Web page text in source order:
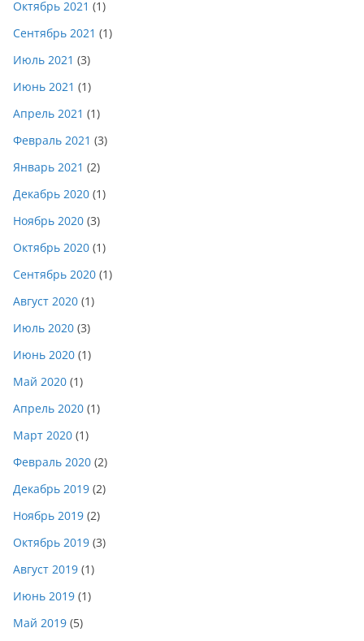
Октябрь 2021 (1)
Сентябрь 2021 (1)
Июль 2021 (3)
Июнь 2021 (1)
Апрель 2021 (1)
Февраль 2021 (3)
Январь 2021 (2)
Декабрь 2020 (1)
Ноябрь 2020 (3)
Октябрь 2020 (1)
Сентябрь 2020 (1)
Август 2020 (1)
Июль 2020 (3)
Июнь 2020 (1)
Май 2020 (1)
Апрель 2020 (1)
Март 2020 (1)
Февраль 2020 (2)
Декабрь 2019 (2)
Ноябрь 2019 (2)
Октябрь 2019 (3)
Август 2019 (1)
Июнь 2019 (1)
Май 2019 (5)